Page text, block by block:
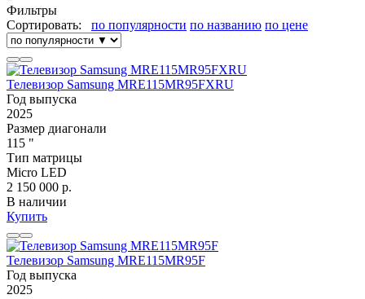
Фильтры
Сортировать: по популярности по названию по цене
Телевизор Samsung MRE115MR95FXRU
Год выпуска
2025
Размер диагонали
115 "
Тип матрицы
Micro LED
2 150 000 р.
В наличии
Купить
Телевизор Samsung MRE115MR95F
Год выпуска
2025